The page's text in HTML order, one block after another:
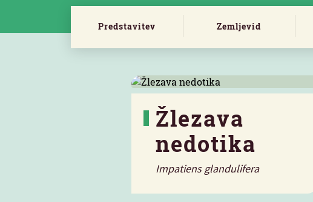
Predstavitev Zemljevid
Žlezava
nedotika
Impatiens glandulifera